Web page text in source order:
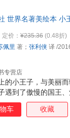
世界名著美绘本 小
的小王子，与美丽
遇到了傲慢的国王
来到地球上，试图
狐狸，于是奇妙而
定价： ¥235.36 (0.48折)
专营店
佩里 著； 张利侠 译 /
车 收藏